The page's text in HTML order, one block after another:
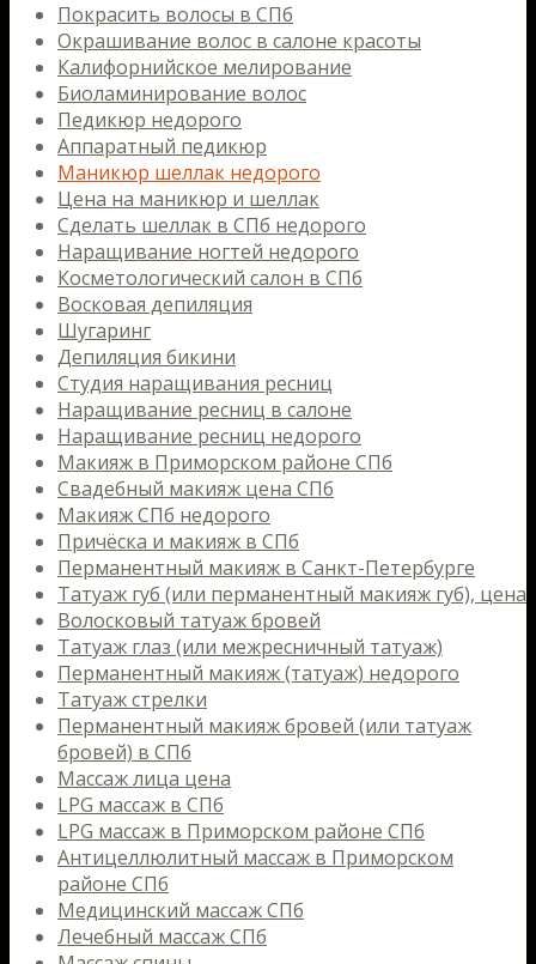
Покрасить волосы в СПб
Окрашивание волос в салоне красоты
Калифорнийское мелирование
Биоламинирование волос
Педикюр недорого
Аппаратный педикюр
Маникюр шеллак недорого
Цена на маникюр и шеллак
Сделать шеллак в СПб недорого
Наращивание ногтей недорого
Косметологический салон в СПб
Восковая депиляция
Шугаринг
Депиляция бикини
Студия наращивания ресниц
Наращивание ресниц в салоне
Наращивание ресниц недорого
Макияж в Приморском районе СПб
Свадебный макияж цена СПб
Макияж СПб недорого
Причёска и макияж в СПб
Перманентный макияж в Санкт-Петербурге
Татуаж губ (или перманентный макияж губ), цена
Волосковый татуаж бровей
Татуаж глаз (или межресничный татуаж)
Перманентный макияж (татуаж) недорого
Татуаж стрелки
Перманентный макияж бровей (или татуаж
бровей) в СПб
Массаж лица цена
LPG массаж в СПб
LPG массаж в Приморском районе СПб
Антицеллюлитный массаж в Приморском
районе СПб
Медицинский массаж СПб
Лечебный массаж СПб